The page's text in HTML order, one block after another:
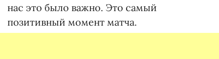
нас это было важно. Это самый
позитивный момент матча.